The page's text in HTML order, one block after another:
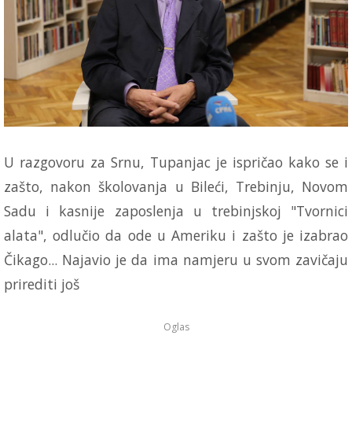
U razgovoru za Srnu, Tupanjac je ispričao kako se i
zašto, nakon školovanja u Bileći, Trebinju, Novom
Sadu i kasnije zaposlenja u trebinjskoj "Tvornici
alata", odlučio da ode u Ameriku i zašto je izabrao
Čikago... Najavio je da ima namjeru u svom zavičaju
prirediti još
Oglas